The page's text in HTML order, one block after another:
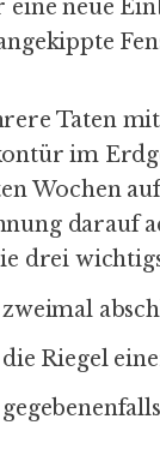
eine neue
Taten
im
Wochen
darauf
drei
zweimal
die Riegel